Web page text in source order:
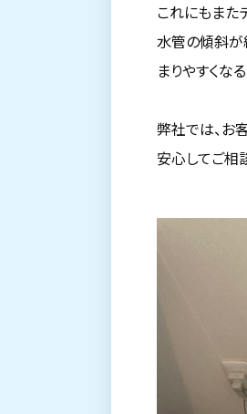
これにもまた
水管の傾斜が
まりやすくな
弊社では、お
安心してご相